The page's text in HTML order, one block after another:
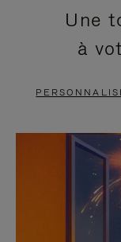
EN
PAUSE,
POUR
EST
LE
Une
à